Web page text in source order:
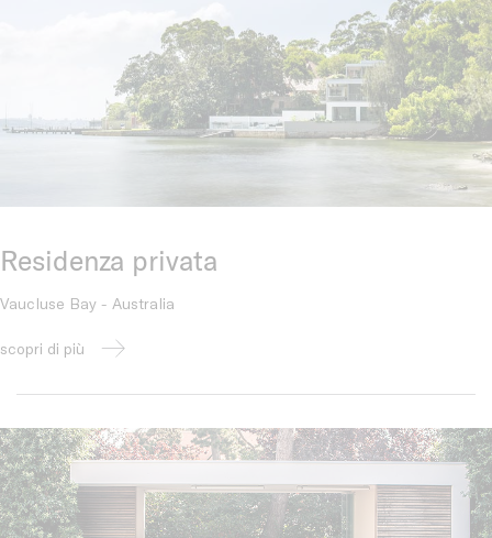
Residenza privata
Vaucluse Bay - Australia
scopri di più